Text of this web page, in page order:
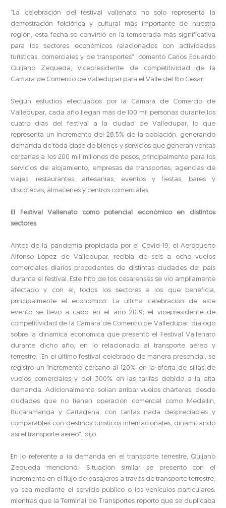
“La celebración del festival vallenato no solo representa la
demostración folclórica y cultural más importante de nuestra
región, esta fecha se convirtió en la temporada más significativa
para los sectores económicos relacionados con actividades
turísticas, comerciales y de transportes”, comentó Carlos Eduardo
Quijano Zequeda, vicepresidente de competitividad de la
Cámara de Comercio de Valledupar para el Valle del Río Cesar.
Según estudios efectuados por la Cámara de Comercio de
Valledupar, cada año llegan más de 100 mil personas durante los
cuatro días del festival a la ciudad de Valledupar, lo que
representa un incremento del 28.5% de la población, generando
demanda de toda clase de bienes y servicios que generan ventas
cercanas a los 200 mil millones de pesos, principalmente para los
servicios de alojamiento, empresas de transportes, agencias de
viajes, restaurantes, artesanías, eventos y fiestas, bares y
discotecas, almacenes y centros comerciales.
El Festival Vallenato como potencial económico en distintos
sectores
Antes de la pandemia propiciada por el Covid-19, el Aeropuerto
Alfonso López de Valledupar, recibía de seis a ocho vuelos
comerciales diarios procedentes de distintas ciudades del país
durante el festival. Este hito de los cesarenses se vio ampliamente
afectado y con él, todos los sectores a los que beneficia,
principalmente el económico. La última celebración de este
evento se llevó a cabo en el año 2019; el vicepresidente de
competitividad de la Cámara de Comercio de Valledupar, dialogó
sobre la dinámica económica que presentó el Festival Vallenato
durante dicho año, en lo relacionado al transporte aéreo y
terrestre: “En el último festival celebrado de manera presencial, se
registró un incremento cercano al 120% en la oferta de sillas de
vuelos comerciales y del 300% en las tarifas debido a la alta
demanda. Adicionalmente, solían arribar vuelos chárteres, desde
ciudades que no tienen operación comercial como Medellín,
Bucaramanga y Cartagena, con tarifas nada despreciables y
comparables con destinos turísticos internacionales, dinamizando
así el transporte aéreo”, dijo.
En lo referente a la demanda en el transporte terrestre, Quijano
Zequeda mencionó: “Situación similar se presentó con el
incremento en el flujo de pasajeros a través de transporte terrestre,
ya sea mediante el servicio público o los vehículos particulares;
mientras que la Terminal de Transportes reportó que se duplicaba